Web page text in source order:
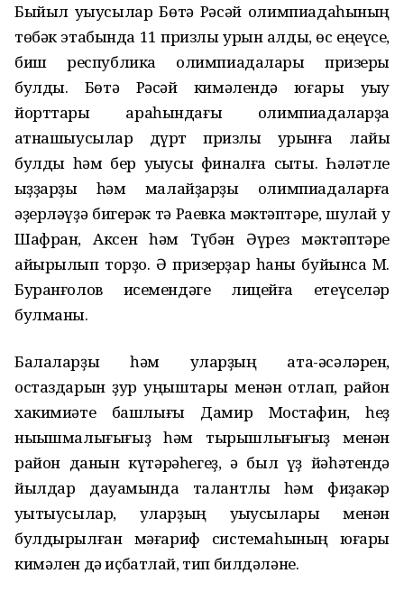
Быйыл уҡыусылар Бөтә Рәсәй олимпиадаһының
төбәк этабында 11 призлы урын алды, өс еңеүсе,
биш республика олимпиадалары призеры
булды. Бөтә Рәсәй кимәлендә юғары уҡыу
йорттары араһындағы олимпиадаларҙа
ҡатнашыусылар дүрт призлы урынға лайыҡ
булды һәм бер уҡыусы финалға сыҡты. Һәләтле
ҡыҙҙарҙы һәм малайҙарҙы олимпиадаларға
әҙерләүҙә бигерәк тә Раевка мәктәптәре, шулай уҡ
Шафран, Аксен һәм Түбән Әүрез мәктәптәре
айырылып торҙо. Ә призерҙар һаны буйынса М.
Буранғолов исемендәге лицейға етеүселәр
булманы.
Балаларҙы һәм уларҙың ата-әсәләрен,
остаздарын ҙур уңыштары менән ҡотлап, район
хакимиәте башлығы Дамир Мостафин, һеҙ
ныҡышмалығығыҙ һәм тырышлығығыҙ менән
район данын күтәрәһегеҙ, ә был үҙ йәһәтендә
йылдар дауамында талантлы һәм фиҙакәр
уҡытыусылар, уларҙың уҡыусылары менән
булдырылған мәғариф системаһының юғары
кимәлен дә иҫбатлай, тип билдәләне.